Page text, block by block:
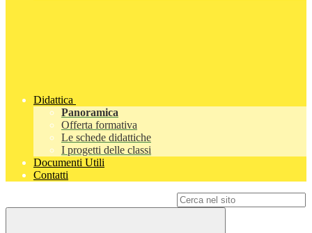
Didattica
Panoramica
Offerta formativa
Le schede didattiche
I progetti delle classi
Documenti Utili
Contatti